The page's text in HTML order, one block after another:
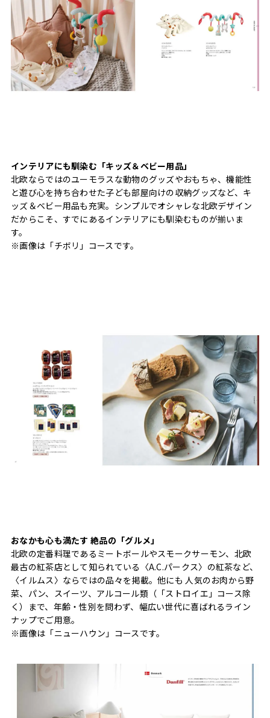
インテリアにも馴染む「キッズ＆ベビー用品」
北欧ならではのユーモラスな動物のグッズやおもちゃ、機能性
と遊び心を持ち合わせた子ども部屋向けの収納グッズなど、キ
ッズ＆ベビー用品も充実。シンプルでオシャレな北欧デザイン
だからこそ、すでにあるインテリアにも馴染むものが揃いま
す。
※画像は「チボリ」コースです。
おなかも心も満たす 絶品の「グルメ」
北欧の定番料理であるミートボールやスモークサーモン、北欧
最古の紅茶店として知られている〈A.C.パークス〉の紅茶など、
〈イルムス〉ならではの品々を掲載。他にも 人気のお肉から野
菜、パン、スイーツ、アルコール類（「ストロイエ」コース除
く）まで、年齢・性別を問わず、幅広い世代に喜ばれるライン
ナップでご用意。
※画像は「ニューハウン」コースです。